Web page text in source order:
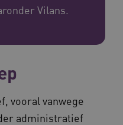
Vilans.
vooral vanwege
administratief